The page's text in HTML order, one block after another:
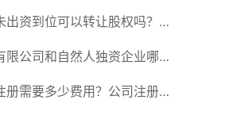
有限公司需要提交哪些材料？
出资到位可以转让股权吗？股
资到位能否分红？
限公司和自然人独资企业哪个
人公司设立条件有哪些？
册需要多少费用？公司注册需